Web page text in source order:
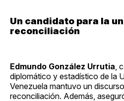
Un candidato para la
reconciliación
Edmundo González Urrutia,
diplomático y estadístico de la
Venezuela mantuvo un
reconciliación. Además,